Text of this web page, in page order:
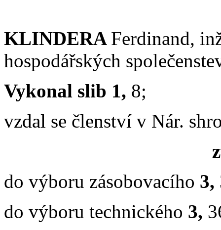
KLINDERA Ferdinand,
hospodářských
Vykonal slib 1, 8;
vzdal se členství v Nár.
do výboru zásobovacího 3,
do výboru technického 3,